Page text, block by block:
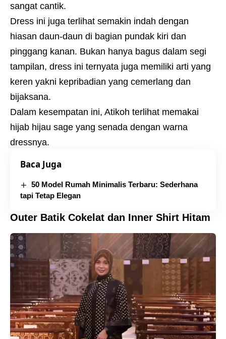
sangat cantik.
Dress ini juga terlihat semakin indah dengan
hiasan daun-daun di bagian pundak kiri dan
pinggang kanan. Bukan hanya bagus dalam segi
tampilan, dress ini ternyata juga memiliki arti yang
keren yakni kepribadian yang cemerlang dan
bijaksana.
Dalam kesempatan ini, Atikoh terlihat memakai
hijab hijau sage yang senada dengan warna
dressnya.
Baca Juga
50 Model Rumah Minimalis Terbaru: Sederhana
tapi Tetap Elegan
Outer Batik Cokelat dan Inner Shirt Hitam